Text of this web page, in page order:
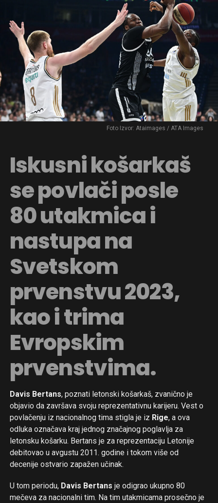
Foto Izvor: Ataimages / ATA Images
Iskusni košarkaš
se povlači posle
80 utakmica i
nastupa na
Svetskom
prvenstvu 2023,
kao i trima
Evropskim
prvenstvima.
Davis Bertans, poznati letonski košarkaš, zvanično je
objavio da završava svoju reprezentativnu karijeru. Vest o
povlačenju iz nacionalnog tima stigla je iz Rige, a ova
odluka označava kraj jednog značajnog poglavlja za
letonsku košarku. Bertans je za reprezentaciju Letonije
debitovao u avgustu 2011. godine i tokom više od
decenije ostvario zapažen učinak.
U tom periodu, Davis Bertans je odigrao ukupno 80
mečeva za nacionalni tim. Na tim utakmicama prosečno je
Reddit
Pinterest
Whatsapp
Email